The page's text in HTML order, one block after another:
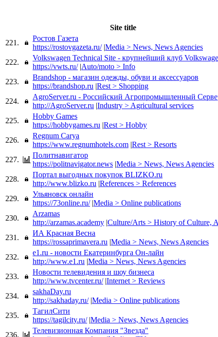
Site title
221.
Ростов Газета
https://rostovgazeta.ru/ |Media > News, News Agencies
222.
Volkswagen Technical Site - крупнейший клуб
https://vwts.ru/ |Auto/moto > Info
223.
Brandshop - магазин одежды, обуви и аксессуаров
https://brandshop.ru |Rest > Shopping
224.
AgroServer.ru - Российский Агропромышленный
http://AgroServer.ru |Industry > Agricultural services
225.
Hobby Games
https://hobbygames.ru |Rest > Hobby
226.
Regnum Carya
https://www.regnumhotels.com |Rest > Resorts
227.
Политнавигатор
https://politnavigator.news |Media > News, News Agencies
228.
Портал выгодных покупок BLIZKO.ru
http://www.blizko.ru |References > References
229.
Ульяновск онлайн
https://73online.ru/ |Media > Online publications
230.
Arzamas
http://arzamas.academy |Culture/Arts > History of Culture,
231.
ИА Красная Весна
https://rossaprimavera.ru |Media > News, News Agencies
232.
e1.ru - новости Екатеринбурга Он-лайн
http://www.e1.ru |Media > News, News Agencies
233.
Новости телевидения и шоу бизнеса
http://www.tvcenter.ru/ |Internet > Reviews
234.
sakhaDay.ru
http://sakhaday.ru/ |Media > Online publications
235.
ТагилСити
https://tagilcity.ru/ |Media > News, News Agencies
236.
Телевизионная Компания "Звезда"